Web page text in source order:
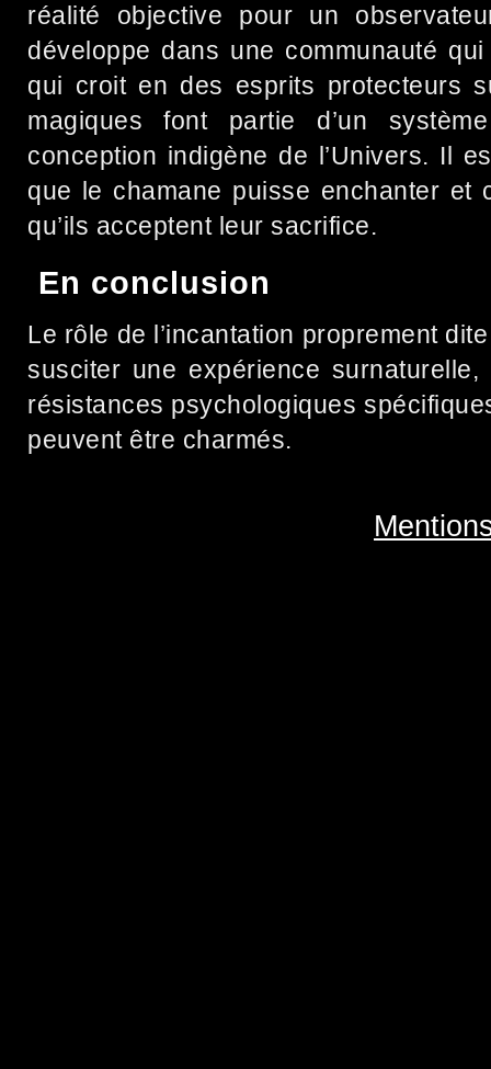
réalité objective pour un
développe dans une communauté
qui croit en des esprits protecteurs
magiques font partie d’un
conception indigène de l’Univers. Il
que le chamane puisse enchanter et
qu’ils acceptent leur sacrifice.
En conclusion
Le rôle de l’incantation proprement
susciter une expérience
résistances psychologiques
peuvent être charmés.